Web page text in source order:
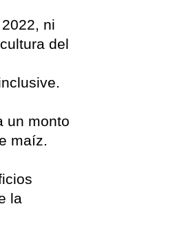
ni
del
un monto
maíz.
la